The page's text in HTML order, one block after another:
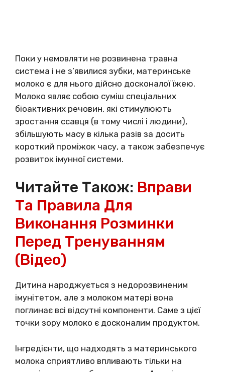
Поки у немовляти не розвинена травна
система і не з’явилися зубки, материнське
молоко є для нього дійсно досконалої їжею.
Молоко являє собою суміш спеціальних
біоактивних речовин, які стимулюють
зростання ссавця (в тому числі і людини),
збільшують масу в кілька разів за досить
короткий проміжок часу, а також забезпечує
розвиток імунної системи.
Читайте Також: Вправи
Та Правила Для
Виконання Розминки
Перед Тренуванням
(відео)
Дитина народжується з недорозвиненим
імунітетом, але з молоком матері вона
поглинає всі відсутні компоненти. Саме з цієї
точки зору молоко є досконалим продуктом.
Інгредієнти, що надходять з материнського
молока сприятливо впливають тільки на